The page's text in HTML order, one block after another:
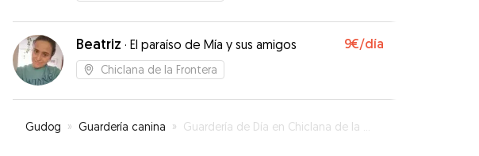
Beatriz · El paraíso de Mía y sus amigos 9€/día
Chiclana de la Frontera
Gudog » Guardería canina » Guardería de Día en Chiclana de la Frontera